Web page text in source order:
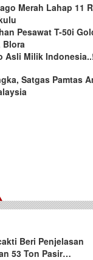
Merah Lahap 11
Pesawat T-50i
Asli Milik
Satgas Pamtas
Beri Penjelasan
53 Ton Pasir…